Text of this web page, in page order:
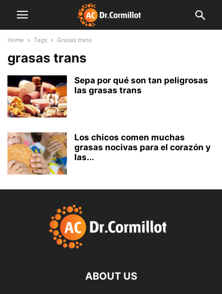
Home Tags Grasas trans
grasas trans
Sepa por qué son tan peligrosas
las grasas trans
Los chicos comen muchas
grasas nocivas para el corazón y
las...
ABOUT US